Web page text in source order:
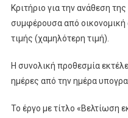
Κριτήριο για την ανάθεση
συμφέρουσα από
τιμής (χαμηλότερη τιμή).
Η συνολική προθεσμία
ημέρες από την ημέρα
Το έργο με τίτλο «Βελτίωση